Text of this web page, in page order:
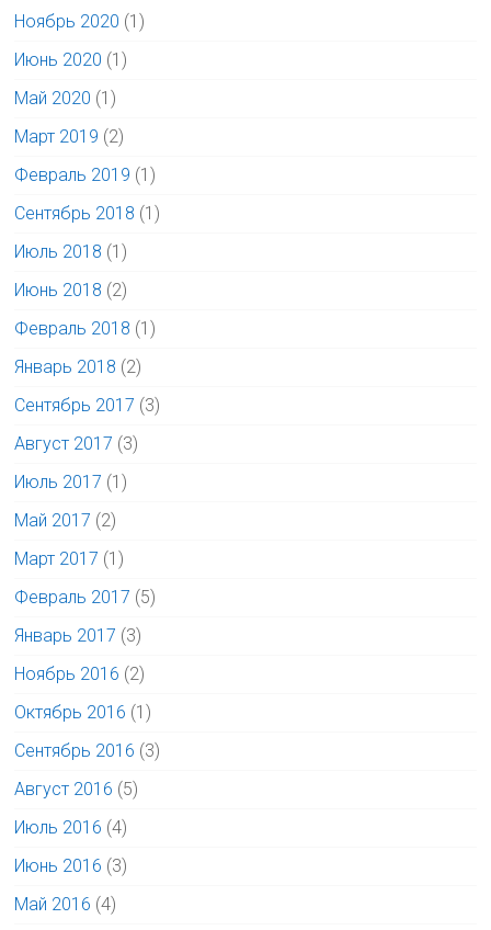
Ноябрь 2020 (1)
Июнь 2020 (1)
Май 2020 (1)
Март 2019 (2)
Февраль 2019 (1)
Сентябрь 2018 (1)
Июль 2018 (1)
Июнь 2018 (2)
Февраль 2018 (1)
Январь 2018 (2)
Сентябрь 2017 (3)
Август 2017 (3)
Июль 2017 (1)
Май 2017 (2)
Март 2017 (1)
Февраль 2017 (5)
Январь 2017 (3)
Ноябрь 2016 (2)
Октябрь 2016 (1)
Сентябрь 2016 (3)
Август 2016 (5)
Июль 2016 (4)
Июнь 2016 (3)
Май 2016 (4)